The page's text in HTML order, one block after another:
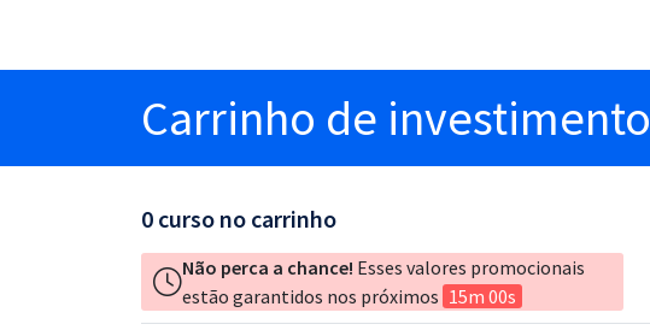
Carrinho de investimento
0 curso no carrinho
Não perca a chance! Esses valores promocionais
estão garantidos nos próximos 15m 00s